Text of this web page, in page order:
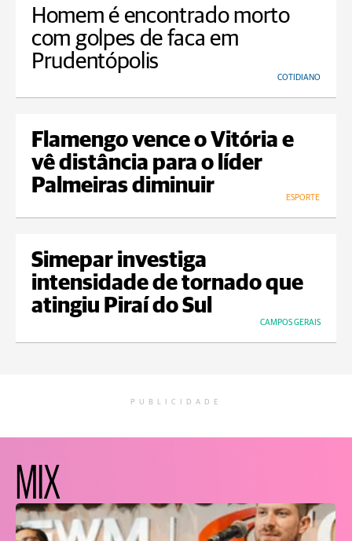
Homem é encontrado morto
com golpes de faca em
Prudentópolis
COTIDIANO
Flamengo vence o Vitória e
vê distância para o líder
Palmeiras diminuir
ESPORTE
Simepar investiga
intensidade de tornado que
atingiu Piraí do Sul
CAMPOS GERAIS
PUBLICIDADE
MIX